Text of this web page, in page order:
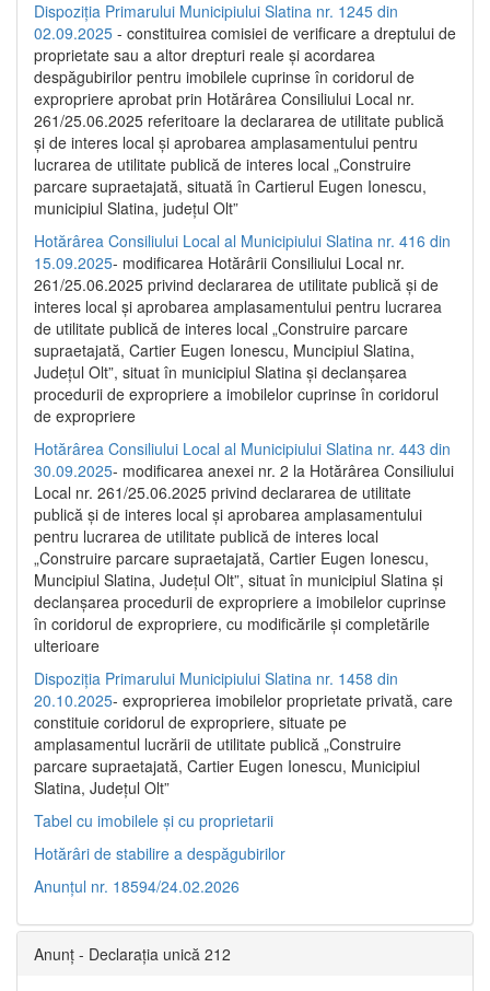
Dispoziția Primarului Municipiului Slatina nr. 1245 din
02.09.2025 - constituirea comisiei de verificare a dreptului de
proprietate sau a altor drepturi reale și acordarea
despăgubirilor pentru imobilele cuprinse în coridorul de
expropriere aprobat prin Hotărârea Consiliului Local nr.
261/25.06.2025 referitoare la declararea de utilitate publică
și de interes local și aprobarea amplasamentului pentru
lucrarea de utilitate publică de interes local „Construire
parcare supraetajată, situată în Cartierul Eugen Ionescu,
municipiul Slatina, județul Olt”
Hotărârea Consiliului Local al Municipiului Slatina nr. 416 din
15.09.2025- modificarea Hotărârii Consiliului Local nr.
261/25.06.2025 privind declararea de utilitate publică și de
interes local și aprobarea amplasamentului pentru lucrarea
de utilitate publică de interes local „Construire parcare
supraetajată, Cartier Eugen Ionescu, Muncipiul Slatina,
Județul Olt”, situat în municipiul Slatina și declanșarea
procedurii de expropriere a imobilelor cuprinse în coridorul
de expropriere
Hotărârea Consiliului Local al Municipiului Slatina nr. 443 din
30.09.2025- modificarea anexei nr. 2 la Hotărârea Consiliului
Local nr. 261/25.06.2025 privind declararea de utilitate
publică şi de interes local şi aprobarea amplasamentului
pentru lucrarea de utilitate publică de interes local
„Construire parcare supraetajată, Cartier Eugen Ionescu,
Muncipiul Slatina, Judeţul Olt”, situat în municipiul Slatina şi
declanşarea procedurii de expropriere a imobilelor cuprinse
în coridorul de expropriere, cu modificările şi completările
ulterioare
Dispoziția Primarului Municipiului Slatina nr. 1458 din
20.10.2025- exproprierea imobilelor proprietate privată, care
constituie coridorul de expropriere, situate pe
amplasamentul lucrării de utilitate publică „Construire
parcare supraetajată, Cartier Eugen Ionescu, Municipiul
Slatina, Județul Olt”
Tabel cu imobilele și cu proprietarii
Hotărâri de stabilire a despăgubirilor
Anunțul nr. 18594/24.02.2026
Anunț - Declarația unică 212